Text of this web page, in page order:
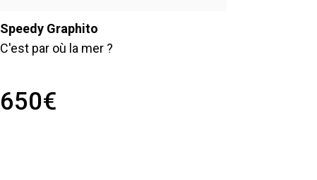
Speedy Graphito
C'est par où la mer ?
650€